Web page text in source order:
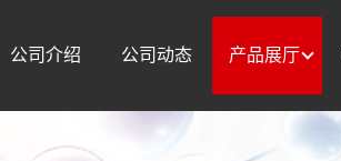
公司介绍 公司动态 产品展厅